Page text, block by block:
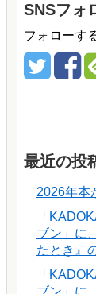
SNSフォ
フォローす
最近の投
2026年本
「
ブン」に
たとき』
「